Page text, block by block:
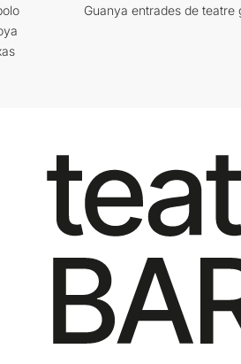
Guanya entrades de